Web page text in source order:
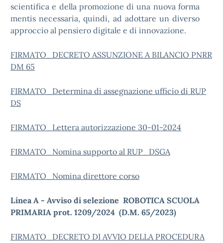
scientifica e della promozione di una nuova forma
mentis necessaria, quindi, ad adottare un diverso
approccio al pensiero digitale e di innovazione.
FIRMATO_DECRETO ASSUNZIONE A BILANCIO PNRR
DM 65
FIRMATO_Determina di assegnazione ufficio di RUP
DS
FIRMATO_Lettera autorizzazione 30-01-2024
FIRMATO_Nomina supporto al RUP_DSGA
FIRMATO_Nomina direttore corso
Linea A - Avviso di selezione ROBOTICA SCUOLA
PRIMARIA prot. 1209/2024 (D.M. 65/2023)
FIRMATO_DECRETO DI AVVIO DELLA PROCEDURA